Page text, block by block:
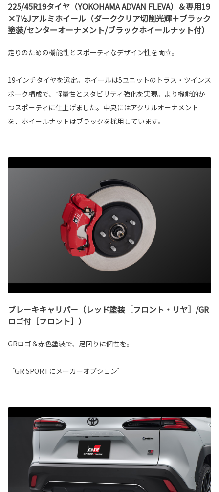
225/45R19タイヤ（YOKOHAMA ADVAN FLEVA）＆専用19
×7½Jアルミホイール（ダーククリア切削光輝＋ブラック
塗装/センターオーナメント/ブラックホイールナット付）
走りのための機能性とスポーティなデザイン性を両立。
19インチタイヤを選定。ホイールは5ユニットのトラス・ツインス
ポーク構成で、軽量性とスタビリティ強化を実現。より機能的か
つスポーティに仕上げました。中央にはアクリルオーナメント
を、ホイールナットはブラックを採用しています。
ブレーキキャリパー（レッド塗装［フロント・リヤ］/GR
ロゴ付［フロント］）
GRロゴ＆赤色塗装で、足回りに個性を。
［GR SPORTにメーカーオプション］